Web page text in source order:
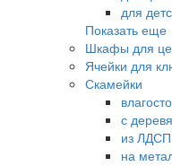
для
Показать еще
Шкафы для
Ячейки для
Скамейки
с
из ЛДСП
на